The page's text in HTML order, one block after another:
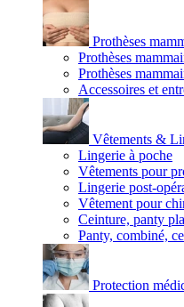
Prothèses
Prothèses
Prothèses
Accessoires et
Vêtements &
Lingerie à poche
Vêtements pour
Lingerie post-
Vêtement pour
Ceinture, panty
Panty, combiné,
Protection